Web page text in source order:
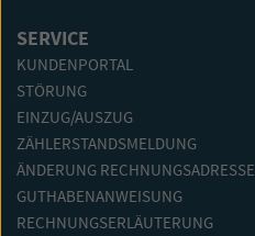
SERVICE
KUNDENPORTAL
STÖRUNG
EINZUG/AUSZUG
ZÄHLERSTANDSMELDUNG
ÄNDERUNG RECHNUNGSADRESSE
GUTHABENANWEISUNG
RECHNUNGSERLÄUTERUNG